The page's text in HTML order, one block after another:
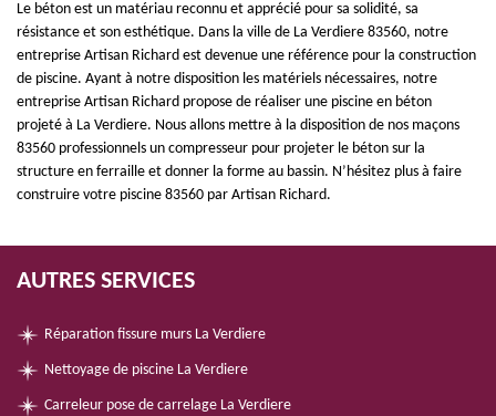
Le béton est un matériau reconnu et apprécié pour sa solidité, sa
résistance et son esthétique. Dans la ville de La Verdiere 83560, notre
entreprise Artisan Richard est devenue une référence pour la construction
de piscine. Ayant à notre disposition les matériels nécessaires, notre
entreprise Artisan Richard propose de réaliser une piscine en béton
projeté à La Verdiere. Nous allons mettre à la disposition de nos maçons
83560 professionnels un compresseur pour projeter le béton sur la
structure en ferraille et donner la forme au bassin. N’hésitez plus à faire
construire votre piscine 83560 par Artisan Richard.
AUTRES SERVICES
Réparation fissure murs La Verdiere
Nettoyage de piscine La Verdiere
Carreleur pose de carrelage La Verdiere